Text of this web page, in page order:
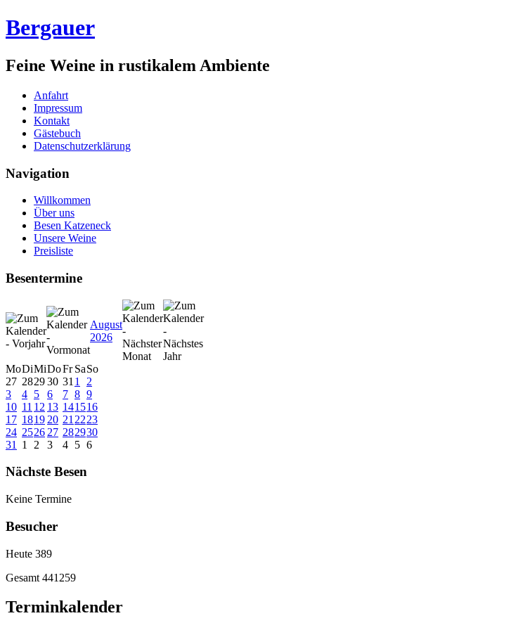
Bergauer
Feine Weine in rustikalem Ambiente
Anfahrt
Impressum
Kontakt
Gästebuch
Datenschutzerklärung
Navigation
Willkommen
Über uns
Besen Katzeneck
Unsere Weine
Preisliste
Besentermine
August
2026
MoDiMiDoFr SaSo
27 282930 31 1
2
3
4 5 6 7 8 9
10 11 12 13 141516
17 1819 20 21 2223
24 2526 27 282930
31
1 2 3 4 5 6
Nächste Besen
Keine Termine
Besucher
Heute 389
Gesamt 441259
Terminkalender